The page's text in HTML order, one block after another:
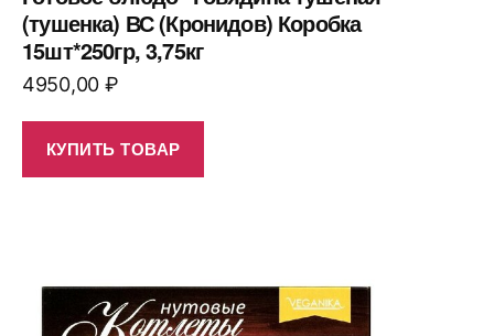
(тушенка) ВС (Кронидов) Коробка
15шт*250гр, 3,75кг
4950,00 ₽
КУПИТЬ ТОВАР